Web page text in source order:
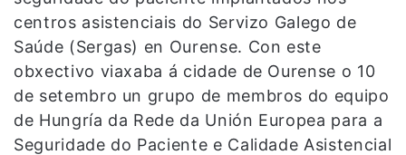
centros asistenciais do Servizo Galego de
Saúde (Sergas) en Ourense. Con este
obxectivo viaxaba á cidade de Ourense o 10
de setembro un grupo de membros do equipo
de Hungría da Rede da Unión Europea para a
Seguridade do Paciente e Calidade Asistencial